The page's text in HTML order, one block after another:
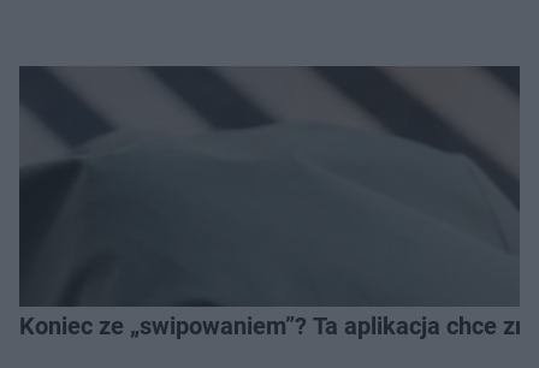
Koniec ze „swipowaniem”? Ta aplikacja chce